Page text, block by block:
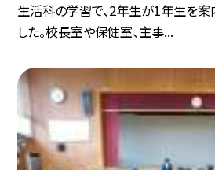
生活科の学習で、2年生が1年生を
した。校長室や保健室、主事...